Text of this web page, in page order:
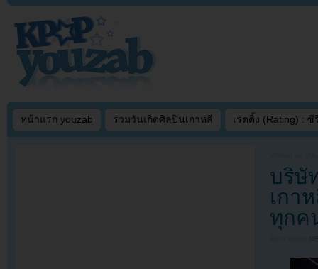
หน้าแรก youzab รวมวันเกิดศิลปินเกาหลี เรตติ้ง (Rating) : ซี
บริษั
เกา
ทุกค